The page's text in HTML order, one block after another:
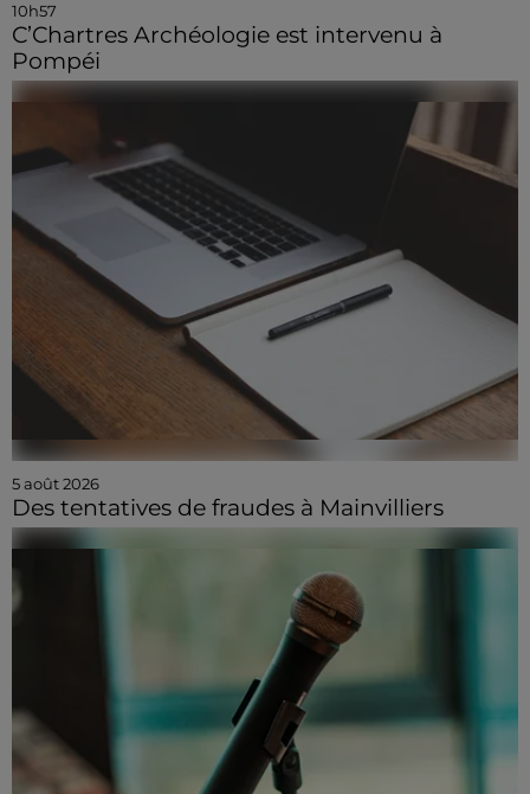
10h57
C’Chartres Archéologie est intervenu à
Pompéi
5 août 2026
Des tentatives de fraudes à Mainvilliers